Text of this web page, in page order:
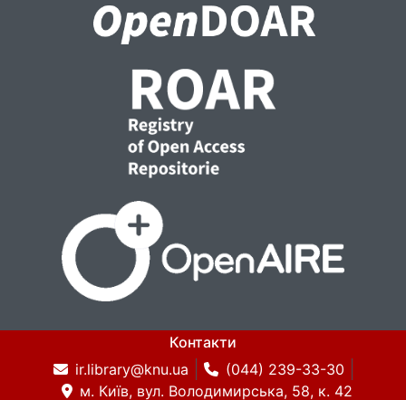
Контакти
ir.library@knu.ua
(044) 239-33-30
м. Київ, вул. Володимирська, 58, к. 42